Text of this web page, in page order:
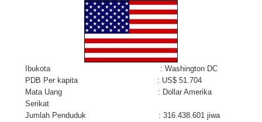
Ibukota : Washington DC
PDB Per kapita : US$ 51.704
Mata Uang : Dollar Amerika
Serikat
Jumlah Penduduk : 316.438.601 jiwa